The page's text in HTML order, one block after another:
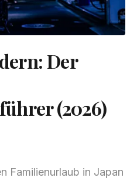
Der
(2026)
Familienurlaub in Japan